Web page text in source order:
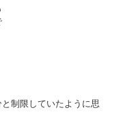
制限していたように思